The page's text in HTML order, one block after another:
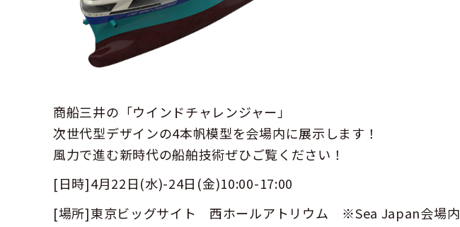
商船三井の「ウインドチャレンジャー」
次世代型デザインの4本帆模型を会場内に展示します！
風力で進む新時代の船舶技術ぜひご覧ください！
[日時]4月22日(水)-24日(金)10:00-17:00
[場所]東京ビッグサイト 西ホールアトリウム ※Sea Japan会場内